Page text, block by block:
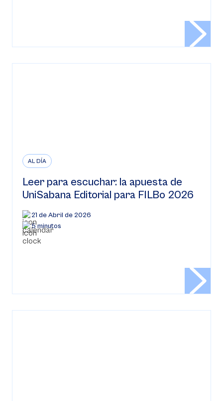
AL DÍA
Leer para escuchar: la apuesta de
UniSabana Editorial para FILBo 2026
21 de Abril de 2026
5 minutos